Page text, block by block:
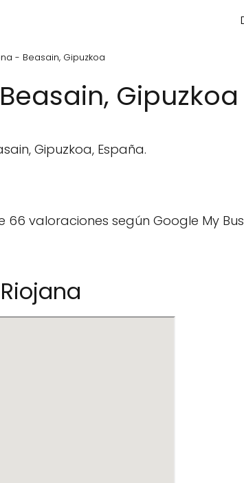
- Beasain, Gipuzkoa
Gipuzkoa
Gipuzkoa, España.
valoraciones según Google My